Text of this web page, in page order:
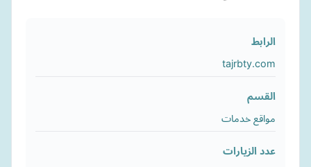
الرابط
tajrbty.com
القسم
مواقع خدمات
عدد الزيارات